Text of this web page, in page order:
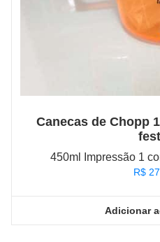
Canecas de Chopp
450ml Impressão 1
R$
Adicionar